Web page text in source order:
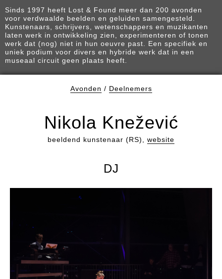
Sinds 1997 heeft Lost & Found meer dan 200 avonden
voor verdwaalde beelden en geluiden samengesteld.
Kunstenaars, schrijvers, wetenschappers en muzikanten
laten werk in ontwikkeling zien, experimenteren of tonen
werk dat (nog) niet in hun oeuvre past. Een specifiek en
uniek podium voor divers en hybride werk dat in een
museaal circuit geen plaats heeft.
Avonden / Deelnemers
Nikola Knežević
beeldend kunstenaar (RS), website
DJ